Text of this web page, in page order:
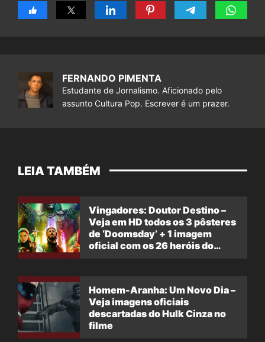
FERNANDO PIMENTA
Estudante de Jornalismo. Aficionado pelo
assunto Cultura Pop. Escrever é um prazer.
LEIA TAMBÉM
Vingadores: Doutor Destino –
Veja em HD todos os 3 pôsteres
de ‘Doomsday’ + 1 imagem
oficial com os 26 heróis do
Homem-Aranha: Um Novo Dia –
Veja imagens oficiais
descartadas do Hulk Cinza no
filme